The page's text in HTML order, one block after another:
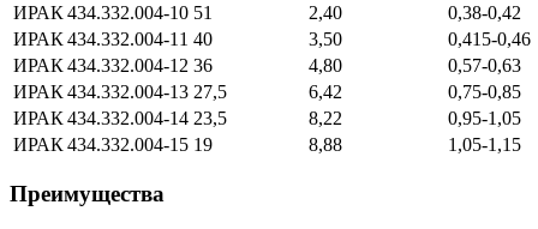
ИРАК 434.332.004‑10 51 2,40
0,38‑0,42
ИРАК 434.332.004‑11 40 3,50
0,415‑0,46
ИРАК 434.332.004‑12 36 4,80
0,57‑0,63
ИРАК 434.332.004‑13 27,5 6,42
0,75‑0,85
ИРАК 434.332.004‑14 23,5 8,22
0,95‑1,05
ИРАК 434.332.004‑15 19 8,88 1,05‑1,15
Преимущества